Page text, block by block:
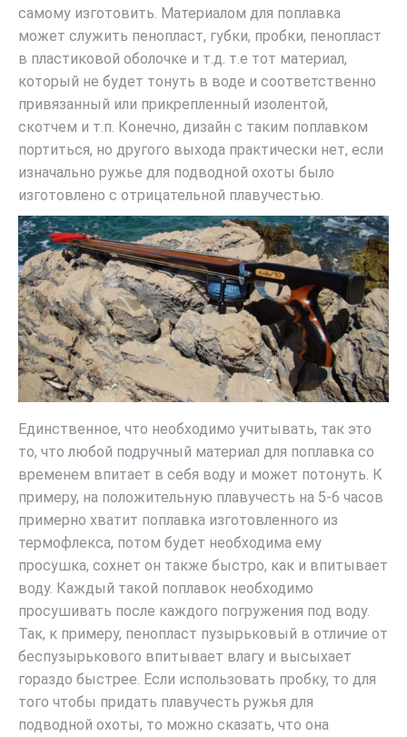
самому изготовить. Материалом для поплавка
может служить пенопласт, губки, пробки, пенопласт
в пластиковой оболочке и т.д. т.е тот материал,
который не будет тонуть в воде и соответственно
привязанный или прикрепленный изолентой,
скотчем и т.п. Конечно, дизайн с таким поплавком
портиться, но другого выхода практически нет, если
изначально ружье для подводной охоты было
изготовлено с отрицательной плавучестью.
Единственное, что необходимо учитывать, так это
то, что любой подручный материал для поплавка со
временем впитает в себя воду и может потонуть. К
примеру, на положительную плавучесть на 5-6 часов
примерно хватит поплавка изготовленного из
термофлекса, потом будет необходима ему
просушка, сохнет он также быстро, как и впитывает
воду. Каждый такой поплавок необходимо
просушивать после каждого погружения под воду.
Так, к примеру, пенопласт пузырьковый в отличие от
беспузырькового впитывает влагу и высыхает
гораздо быстрее. Если использовать пробку, то для
того чтобы придать плавучесть ружья для
подводной охоты, то можно сказать, что она